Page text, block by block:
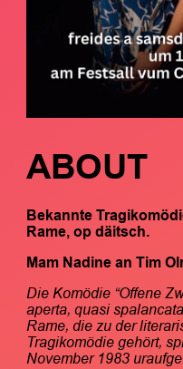
ABOUT
Bekannte
Rame, op däitsch.
Mam Nadine an Tim
Die Komödie “Offene
aperta, quasi
Rame, die zu der
Tragikomödie gehört,
November 1983